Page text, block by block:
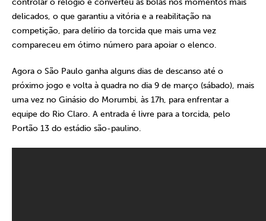
controlar o relógio e converteu as bolas nos momentos mais
delicados, o que garantiu a vitória e a reabilitação na
competição, para delírio da torcida que mais uma vez
compareceu em ótimo número para apoiar o elenco.
Agora o São Paulo ganha alguns dias de descanso até o
próximo jogo e volta à quadra no dia 9 de março (sábado), mais
uma vez no Ginásio do Morumbi, às 17h, para enfrentar a
equipe do Rio Claro. A entrada é livre para a torcida, pelo
Portão 13 do estádio são-paulino.